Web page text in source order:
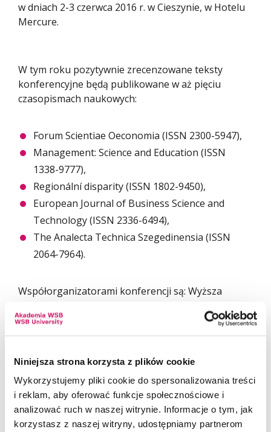
Niniejsza strona korzysta z plików cookie
Wykorzystujemy pliki cookie do spersonalizowania treści
i reklam, aby oferować funkcje społecznościowe i
analizować ruch w naszej witrynie. Informacje o tym, jak
korzystasz z naszej witryny, udostępniamy partnerom
w dniach 2-3 czerwca 2016 r. w Cieszynie, w Hotelu
Mercure.
W tym roku pozytywnie zrecenzowane teksty
konferencyjne będą publikowane w aż pięciu
czasopismach naukowych:
Forum Scientiae Oeconomia (ISSN 2300-5947),
Management: Science and Education (ISSN
1338-9777),
Regionální disparity (ISSN 1802-9450),
European Journal of Business Science and
Technology (ISSN 2336-6494),
The Analecta Technica Szegedinensia (ISSN
2064-7964).
Współorganizatorami konferencji są: Wyższa
w Żylinie oraz VSB Uniwersytet Techniczny
z Uniwersytetu w Szeged. Więcej szczegółów
www.wsb.edu.pl/conf.